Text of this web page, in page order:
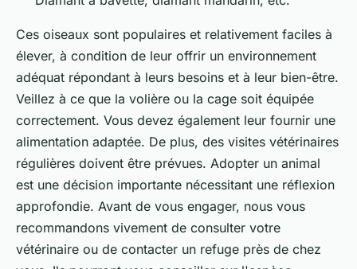
Ces oiseaux sont populaires et relativement faciles à
élever, à condition de leur offrir un environnement
adéquat répondant à leurs besoins et à leur bien-être.
Veillez à ce que la volière ou la cage soit équipée
correctement. Vous devez également leur fournir une
alimentation adaptée. De plus, des visites vétérinaires
régulières doivent être prévues. Adopter un animal
est une décision importante nécessitant une réflexion
approfondie. Avant de vous engager, nous vous
recommandons vivement de consulter votre
vétérinaire ou de contacter un refuge près de chez